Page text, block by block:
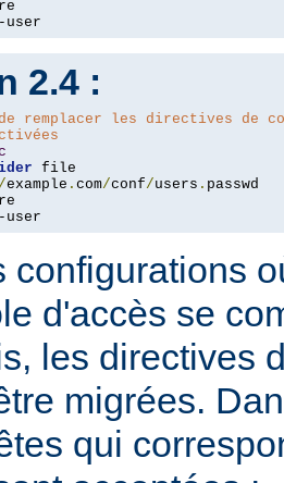
2.4 :
remplacer les directives de
/example . com/conf/users .
configurations
d'accès se
les directives
migrées.
qui